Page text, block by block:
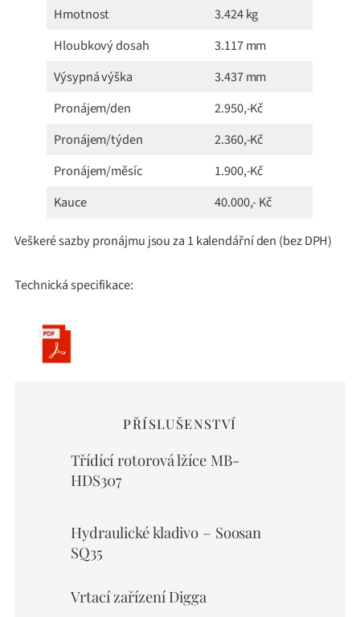
Hmotnost
3.424 kg
Hloubkový dosah
3.117 mm
Výsypná výška
3.437 mm
Pronájem/den
2.950,-Kč
Pronájem/týden
2.360,-Kč
Pronájem/měsíc
1.900,-Kč
Kauce
40.000,- Kč
Veškeré sazby pronájmu jsou za 1 kalendářní den (bez DPH)
Technická specifikace:
PŘÍSLUŠENSTVÍ
Třídící rotorová lžíce MB-
HDS307
Hydraulické kladivo – Soosan
SQ35
Vrtací zařízení Digga